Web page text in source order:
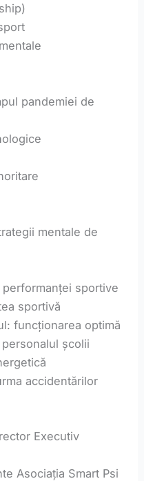
pandemiei de
mentale de
sportive
sportivă
funcționarea optimă
școlii
accidentărilor
Executiv
Asociația Smart Psi